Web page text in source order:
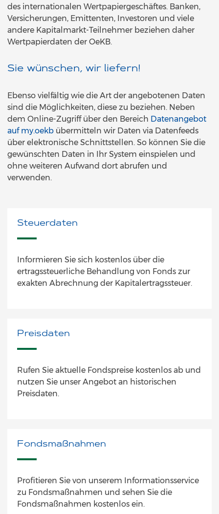
des internationalen Wertpapiergeschäftes. Banken,
Versicherungen, Emittenten, Investoren und viele
andere Kapitalmarkt-Teilnehmer beziehen daher
Wertpapierdaten der OeKB.
Sie wünschen, wir liefern!
Ebenso vielfältig wie die Art der angebotenen Daten
sind die Möglichkeiten, diese zu beziehen. Neben
dem Online-Zugriff über den Bereich Datenangebot
auf my.oekb übermitteln wir Daten via Datenfeeds
über elektronische Schnittstellen. So können Sie die
gewünschten Daten in Ihr System einspielen und
ohne weiteren Aufwand dort abrufen und
verwenden.
Steuerdaten
Informieren Sie sich kostenlos über die
ertragssteuerliche Behandlung von Fonds zur
exakten Abrechnung der Kapitalertragssteuer.
Preisdaten
Rufen Sie aktuelle Fondspreise kostenlos ab und
nutzen Sie unser Angebot an historischen
Preisdaten.
Fondsmaßnahmen
Profitieren Sie von unserem Informationsservice
zu Fondsmaßnahmen und sehen Sie die
Fondsmaßnahmen kostenlos ein.